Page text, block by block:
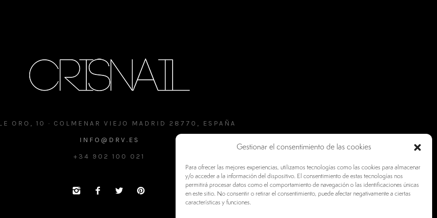
Gestionar el consentimiento de las cookies
Para ofrecer las mejores experiencias, utilizamos tecnologías como las cookies para almacenar
y/o acceder a la información del dispositivo. El consentimiento de estas tecnologías nos
permitirá procesar datos como el comportamiento de navegación o las identificaciones únicas
en este sitio. No consentir o retirar el consentimiento, puede afectar negativamente a ciertas
características y funciones.
ORO, 10 · COLMENAR VIEJO MADRID 28770, ESPAÑA
INFO@DRV.ES
+34 902 100 021